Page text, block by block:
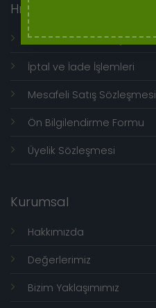
Hızlı Menü
Genel Kullanım Koşulları
İptal ve İade İşlemleri
Mesafeli Satış Sözleşmesi
Ön Bilgilendirme Formu
Üyelik Sözleşmesi
Kurumsal
Hakkımızda
Değerlerimiz
Bizim Yaklaşımımız